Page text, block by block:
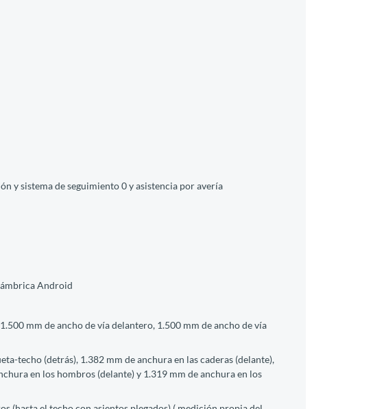
y sistema de seguimiento 0 y asistencia por avería
Android
mm de ancho de vía delantero, 1.500 mm de ancho de vía
techo (detrás), 1.382 mm de anchura en las caderas (delante),
en los hombros (delante) y 1.319 mm de anchura en los